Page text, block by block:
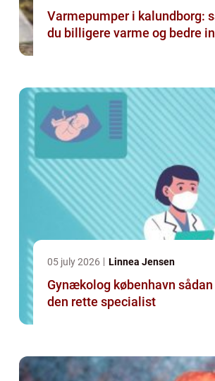
Varmepumper i kalundborg:
du billigere varme og bedre
05 july 2026 Linnea Jensen
Gynækolog københavn sådan finder du
den rette specialist